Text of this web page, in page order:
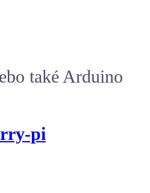
také Arduino
pi